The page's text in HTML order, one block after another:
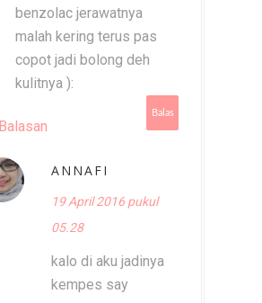
benzolac jerawatnya
malah kering terus pas
copot jadi bolong deh
kulitnya ):
Balas
Balasan
ANNAFI
19 April 2016 pukul
05.28
kalo di aku jadinya
kempes say